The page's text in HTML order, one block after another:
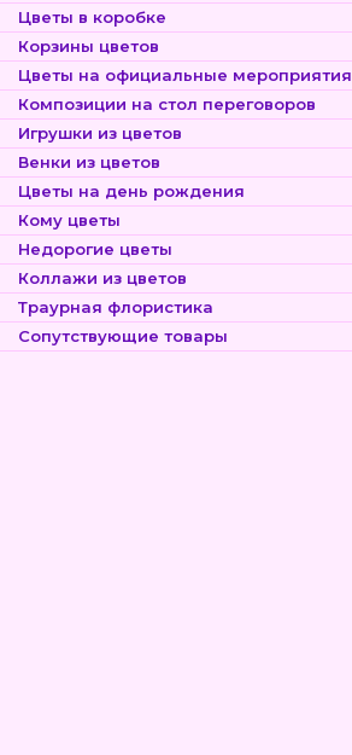
Цветы в коробке
Корзины цветов
Цветы на официальные мероприятия
Композиции на стол переговоров
Игрушки из цветов
Венки из цветов
Цветы на день рождения
Кому цветы
Недорогие цветы
Коллажи из цветов
Траурная флористика
Сопутствующие товары